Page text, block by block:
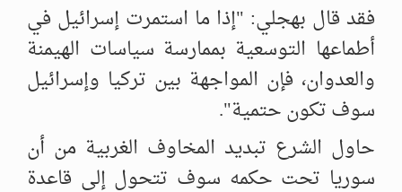
فقد قال بهجلي: "إذا ما استمرت إسرائيل في
أطماعها التوسعية بممارسة ‏سياسات الهيمنة
والعدوان، فإن المواجهة بين تركيا وإسرائيل
سوف تكون ‏حتمية". ‏
حاول الشرع تبديد المخاوف الغربية من أن
سوريا تحت حكمه سوف تتحول ‏إلى قاعدة